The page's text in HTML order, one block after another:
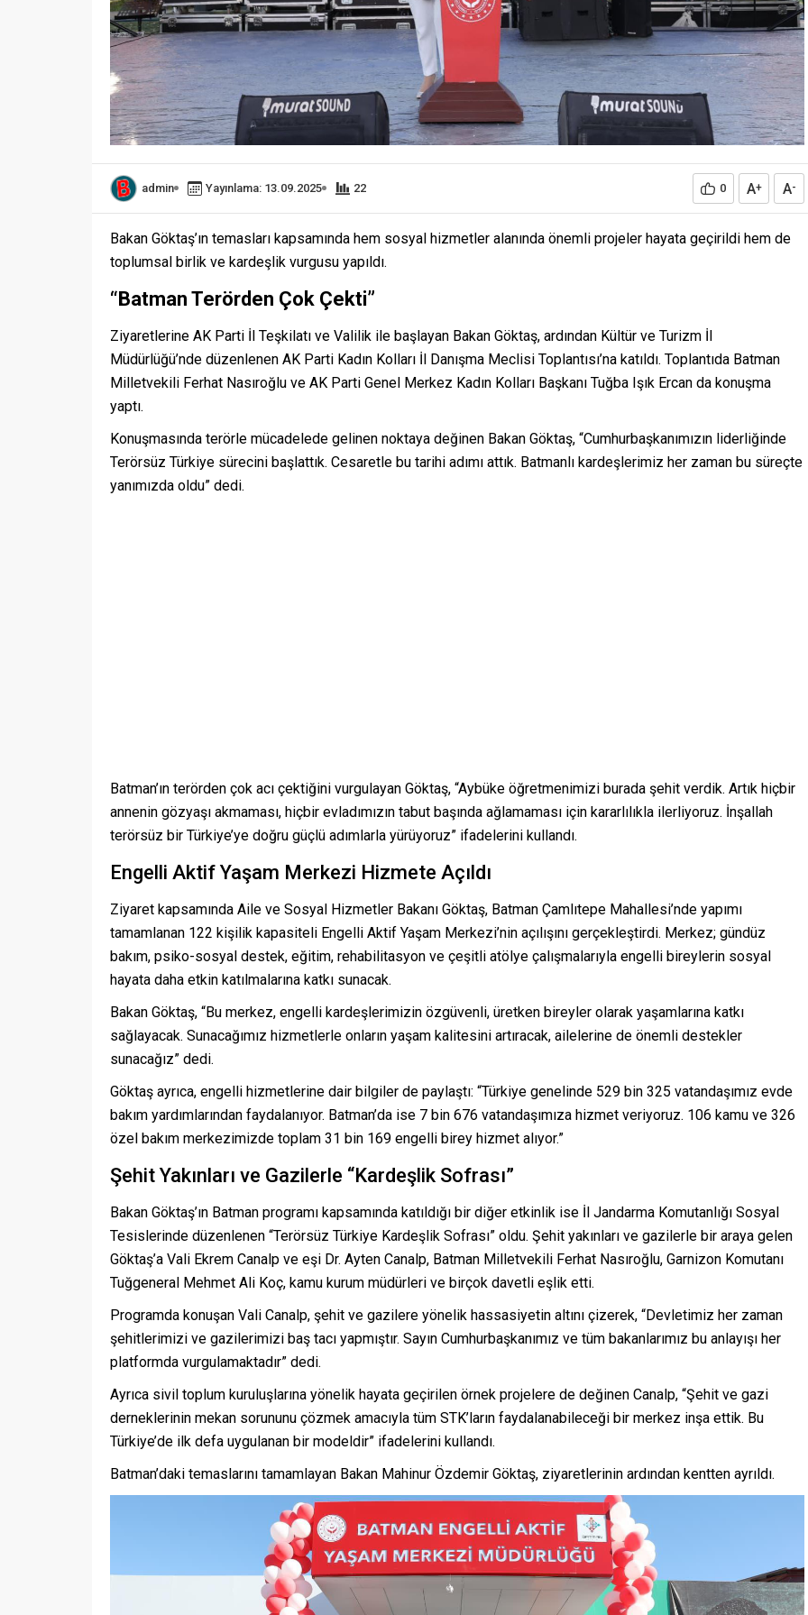
admin Yayınlama: 13.09.2025 22 0 A+ A-
Bakan Göktaş’ın temasları kapsamında hem sosyal hizmetler alanında önemli projeler hayata geçirildi hem de
toplumsal birlik ve kardeşlik vurgusu yapıldı.
“Batman Terörden Çok Çekti”
Ziyaretlerine AK Parti İl Teşkilatı ve Valilik ile başlayan Bakan Göktaş, ardından Kültür ve Turizm İl
Müdürlüğü’nde düzenlenen AK Parti Kadın Kolları İl Danışma Meclisi Toplantısı’na katıldı. Toplantıda Batman
Milletvekili Ferhat Nasıroğlu ve AK Parti Genel Merkez Kadın Kolları Başkanı Tuğba Işık Ercan da konuşma
yaptı.
Konuşmasında terörle mücadelede gelinen noktaya değinen Bakan Göktaş, “Cumhurbaşkanımızın liderliğinde
Terörsüz Türkiye sürecini başlattık. Cesaretle bu tarihi adımı attık. Batmanlı kardeşlerimiz her zaman bu süreçte
yanımızda oldu” dedi.
Batman’ın terörden çok acı çektiğini vurgulayan Göktaş, “Aybüke öğretmenimizi burada şehit verdik. Artık hiçbir
annenin gözyaşı akmaması, hiçbir evladımızın tabut başında ağlamaması için kararlılıkla ilerliyoruz. İnşallah
terörsüz bir Türkiye’ye doğru güçlü adımlarla yürüyoruz” ifadelerini kullandı.
Engelli Aktif Yaşam Merkezi Hizmete Açıldı
Ziyaret kapsamında Aile ve Sosyal Hizmetler Bakanı Göktaş, Batman Çamlıtepe Mahallesi’nde yapımı
tamamlanan 122 kişilik kapasiteli Engelli Aktif Yaşam Merkezi’nin açılışını gerçekleştirdi. Merkez; gündüz
bakım, psiko-sosyal destek, eğitim, rehabilitasyon ve çeşitli atölye çalışmalarıyla engelli bireylerin sosyal
hayata daha etkin katılmalarına katkı sunacak.
Bakan Göktaş, “Bu merkez, engelli kardeşlerimizin özgüvenli, üretken bireyler olarak yaşamlarına katkı
sağlayacak. Sunacağımız hizmetlerle onların yaşam kalitesini artıracak, ailelerine de önemli destekler
sunacağız” dedi.
Göktaş ayrıca, engelli hizmetlerine dair bilgiler de paylaştı: “Türkiye genelinde 529 bin 325 vatandaşımız evde
bakım yardımlarından faydalanıyor. Batman’da ise 7 bin 676 vatandaşımıza hizmet veriyoruz. 106 kamu ve 326
özel bakım merkezimizde toplam 31 bin 169 engelli birey hizmet alıyor.”
Şehit Yakınları ve Gazilerle “Kardeşlik Sofrası”
Bakan Göktaş’ın Batman programı kapsamında katıldığı bir diğer etkinlik ise İl Jandarma Komutanlığı Sosyal
Tesislerinde düzenlenen “Terörsüz Türkiye Kardeşlik Sofrası” oldu. Şehit yakınları ve gazilerle bir araya gelen
Göktaş’a Vali Ekrem Canalp ve eşi Dr. Ayten Canalp, Batman Milletvekili Ferhat Nasıroğlu, Garnizon Komutanı
Tuğgeneral Mehmet Ali Koç, kamu kurum müdürleri ve birçok davetli eşlik etti.
Programda konuşan Vali Canalp, şehit ve gazilere yönelik hassasiyetin altını çizerek, “Devletimiz her zaman
şehitlerimizi ve gazilerimizi baş tacı yapmıştır. Sayın Cumhurbaşkanımız ve tüm bakanlarımız bu anlayışı her
platformda vurgulamaktadır” dedi.
Ayrıca sivil toplum kuruluşlarına yönelik hayata geçirilen örnek projelere de değinen Canalp, “Şehit ve gazi
derneklerinin mekan sorununu çözmek amacıyla tüm STK’ların faydalanabileceği bir merkez inşa ettik. Bu
Türkiye’de ilk defa uygulanan bir modeldir” ifadelerini kullandı.
Batman’daki temaslarını tamamlayan Bakan Mahinur Özdemir Göktaş, ziyaretlerinin ardından kentten ayrıldı.